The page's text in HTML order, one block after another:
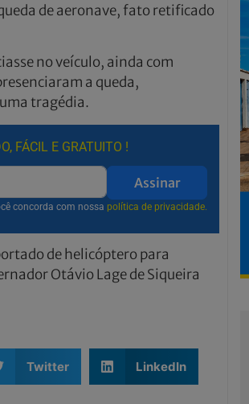
de aeronave, fato retificado
no veículo, ainda com
a queda,
tragédia.
FÁCIL E GRATUITO !
Assinar
concorda com nossa política de privacidade.
de helicóptero para
Otávio Lage de Siqueira
Twitter LinkedIn